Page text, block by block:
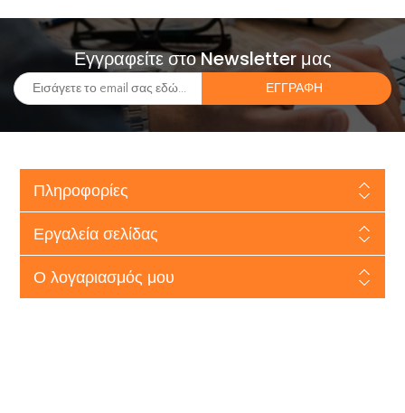
Εγγραφείτε στο Newsletter μας
Πληροφορίες
Εργαλεία σελίδας
Ο λογαριασμός μου